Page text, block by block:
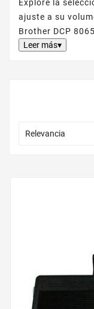
Explore la
ajuste a su
Brother DCP
Leer más▾
Relevancia